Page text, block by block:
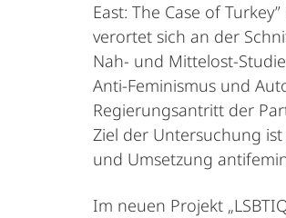
East: The Case of
verortet sich an der
Nah- und Mittelost-
Anti-Feminismus und
Regierungsantritt der
Ziel der Untersuchung
und Umsetzung
Im neuen Projekt